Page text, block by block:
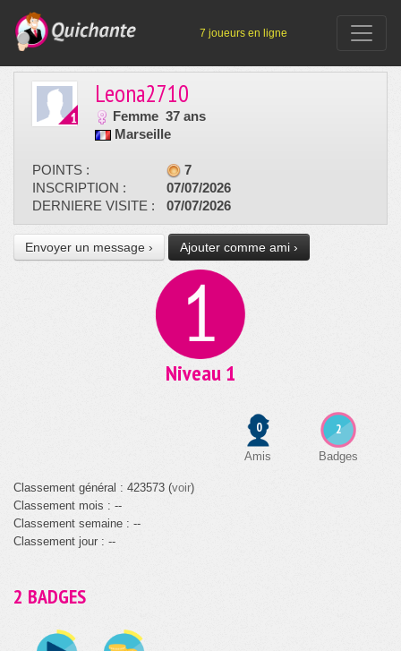
7 joueurs en ligne
Leona2710
Femme 37 ans
Marseille
POINTS :
7
INSCRIPTION :
07/07/2026
DERNIERE VISITE :
07/07/2026
Envoyer un message › Ajouter comme ami ›
Niveau 1
2
Badges
0
Amis
Classement général : 423573 (voir)
Classement mois : --
Classement semaine : --
Classement jour : --
2 BADGES